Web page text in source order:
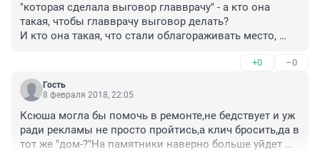
"которая сделала выговор главврачу" - а кто она
такая, чтобы главврачу выговор делать?
И кто она такая, что стали облагораживать место,
+0 –0
Гость
8 февраля 2018, 22:05
Ксюша могла бы помочь в ремонте,не бедствует и уж
ради рекламы не просто пройтись,а клич бросить,да в
тот же "дом-?"На памятники наверно больше уйдет